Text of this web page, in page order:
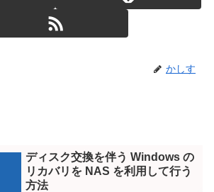
かしす
ディスク交換を伴う Windows の
リカバリを NAS を利用して行う
方法